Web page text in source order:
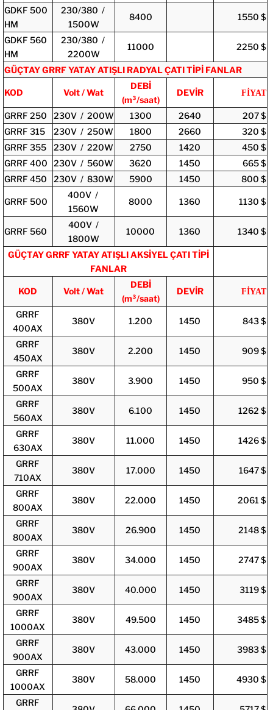
GDKF 500
HM
230/380 /
1500W
8400 1550 $
GDKF 560
HM
230/380 /
2200W
11000 2250 $
GÜÇTAY GRRF YATAY ATIŞLI RADYAL ÇATI TİPİ FANLAR
KOD Volt / Wat
DEBİ
(m³/saat)
DEVİR FİYAT
GRRF 250 230V / 200W 1300 2640
207 $
GRRF 315
230V / 250W 1800 2660
320 $
GRRF 355
230V / 220W 2750 1420
450 $
GRRF 400
230V / 560W 3620 1450
665 $
GRRF 450
230V / 830W 5900 1450 800 $
GRRF 500
400V /
1560W
8000 1360 1130 $
GRRF 560
400V /
1800W
10000 1360 1340 $
GÜÇTAY GRRF YATAY ATIŞLI AKSİYEL ÇATI TİPİ
FANLAR
KOD Volt / Wat
DEBİ
(m³/saat)
DEVİR FİYAT
GRRF
400AX
380V 1.200 1450 843 $
GRRF
450AX
380V 2.200 1450 909 $
GRRF
500AX
380V 3.900 1450 950 $
GRRF
560AX
380V 6.100 1450 1262 $
GRRF
630AX
380V 11.000 1450 1426 $
GRRF
710AX
380V 17.000 1450 1647 $
GRRF
800AX
380V 22.000 1450 2061 $
GRRF
800AX
380V 26.900 1450 2148 $
GRRF
900AX
380V 34.000 1450 2747 $
GRRF
900AX
380V 40.000 1450 3119 $
GRRF
1000AX
380V 49.500 1450 3485 $
GRRF
900AX
380V 43.000 1450 3983 $
GRRF
1000AX
380V 58.000 1450 4930 $
GRRF